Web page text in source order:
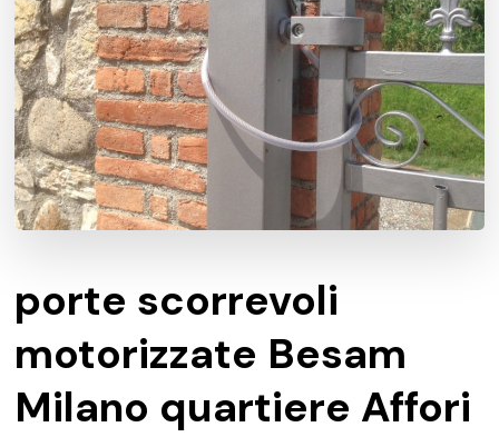
porte scorrevoli
motorizzate Besam
Milano quartiere Affori